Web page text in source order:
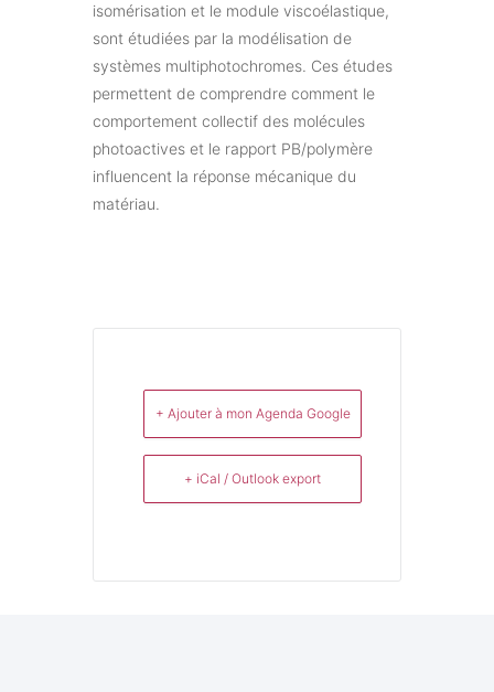
isomérisation et le module viscoélastique,
sont étudiées par la modélisation de
systèmes multiphotochromes. Ces études
permettent de comprendre comment le
comportement collectif des molécules
photoactives et le rapport PB/polymère
influencent la réponse mécanique du
matériau.
+ Ajouter à mon Agenda Google
+ iCal / Outlook export